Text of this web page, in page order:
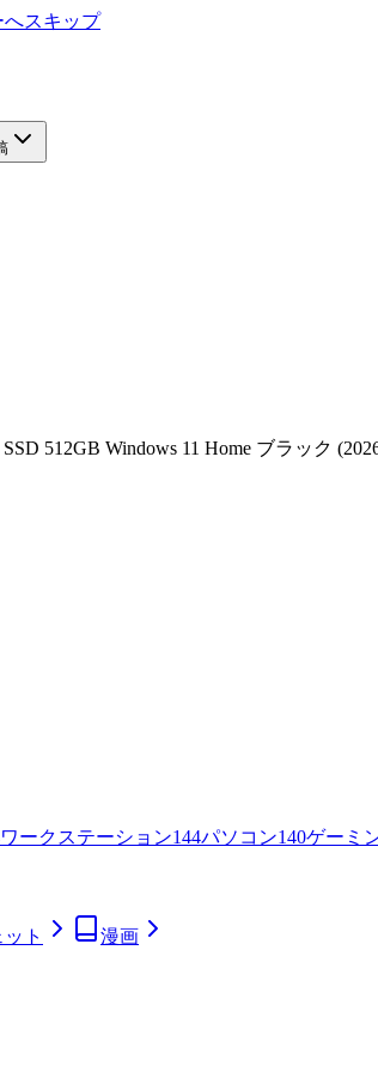
へスキップ
512GB Windows 11 Home ブラック
ワークステーション144パソコン140ゲーミ
ト 漫画